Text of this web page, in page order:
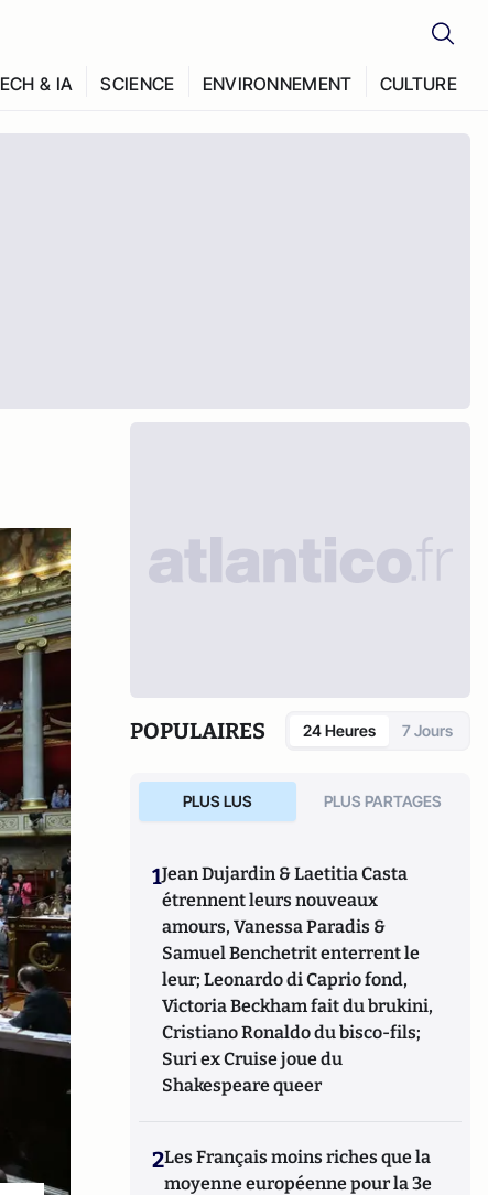
& IA SCIENCE ENVIRONNEMENT CULTURE
POPULAIRES 24 Heures 7 Jours
PLUS LUS PLUS PARTAGES
1Jean Dujardin & Laetitia Casta
étrennent leurs nouveaux
amours, Vanessa Paradis &
Samuel Benchetrit enterrent le
leur; Leonardo di Caprio fond,
Victoria Beckham fait du brukini,
Cristiano Ronaldo du bisco-fils;
Suri ex Cruise joue du
Shakespeare queer
2Les Français moins riches que la
moyenne européenne pour la 3e